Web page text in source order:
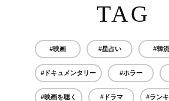
TAG
#映画 #星占い #韓流
#ドキュメンタリー #ホラー
#映画を聴く #ドラマ #ラン